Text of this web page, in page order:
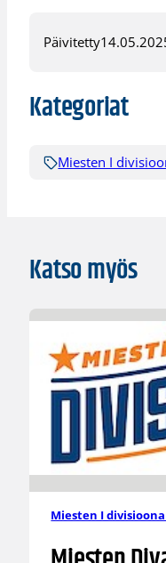
Päivitetty
Kategoriat
Miesten I
Katso myös
Miesten I